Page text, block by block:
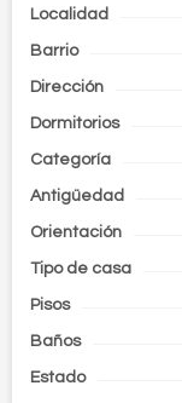
Localidad
Barrio
Dirección
Dormitorios
Categoría
Antigüedad
Orientación
Tipo de casa
Pisos
Baños
Estado